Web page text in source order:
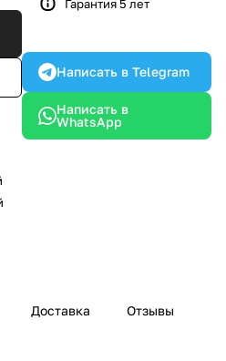
Гарантия 5 лет
Написать в Telegram
Написать в
WhatsApp
Доставка Отзывы